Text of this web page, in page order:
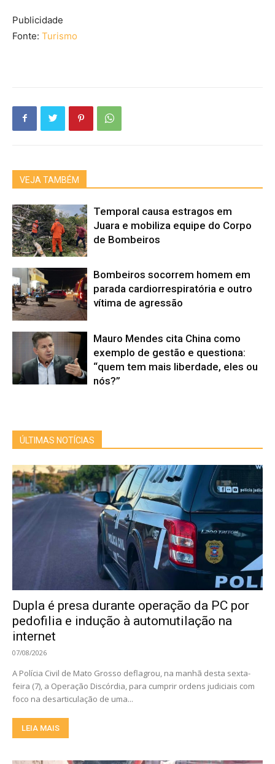
Publicidade
Fonte: Turismo
VEJA TAMBÉM
Temporal causa estragos em
Juara e mobiliza equipe do Corpo
de Bombeiros
Bombeiros socorrem homem em
parada cardiorrespiratória e outro
vítima de agressão
Mauro Mendes cita China como
exemplo de gestão e questiona:
“quem tem mais liberdade, eles ou
nós?”
ÚLTIMAS NOTÍCIAS
Dupla é presa durante operação da PC por
pedofilia e indução à automutilação na
internet
07/08/2026
A Polícia Civil de Mato Grosso deflagrou, na manhã desta sexta-
feira (7), a Operação Discórdia, para cumprir ordens judiciais com
foco na desarticulação de uma...
LEIA MAIS